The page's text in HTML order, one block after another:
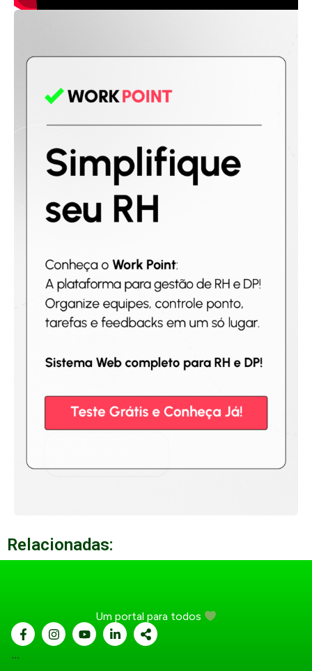
Relacionadas:
Um portal para todos
...